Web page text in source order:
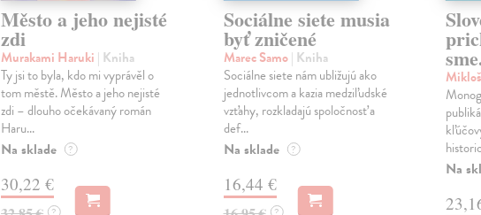
Město a jeho nejisté
zdi
Murakami Haruki | Kniha
Ty jsi to byla, kdo mi vyprávěl o
tom městě. Město a jeho nejisté
zdi – dlouho očekávaný román
Haru...
Na sklade ?
30,22 €
Sociálne siete musia
byť zničené
Marec Samo| Kniha
Sociálne siete nám ubližujú ako
jednotlivcom a kazia medziľudské
vzťahy, rozkladajú spoločnosť a
def...
Na sklade ?
16,44 €
Na